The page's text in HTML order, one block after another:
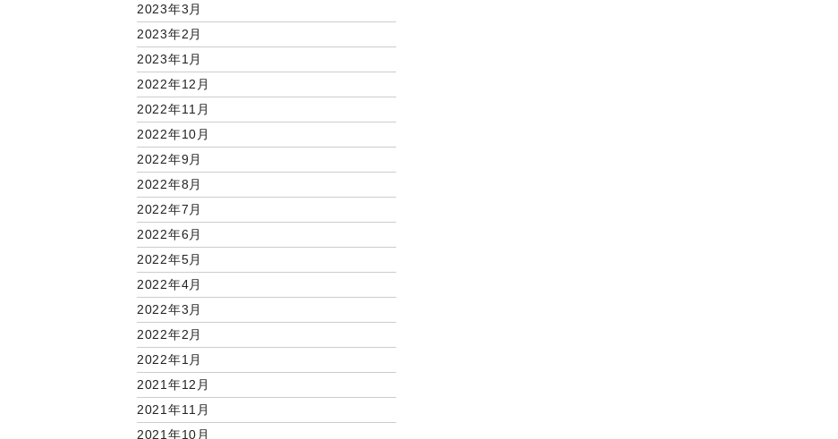
2023年3月
2023年2月
2023年1月
2022年12月
2022年11月
2022年10月
2022年9月
2022年8月
2022年7月
2022年6月
2022年5月
2022年4月
2022年3月
2022年2月
2022年1月
2021年12月
2021年11月
2021年10月